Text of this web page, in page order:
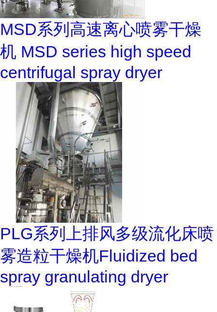
MSD系列高速离心喷雾干燥
机 MSD series high speed
centrifugal spray dryer
PLG系列上排风多级流化床喷
雾造粒干燥机Fluidized bed
spray granulating dryer